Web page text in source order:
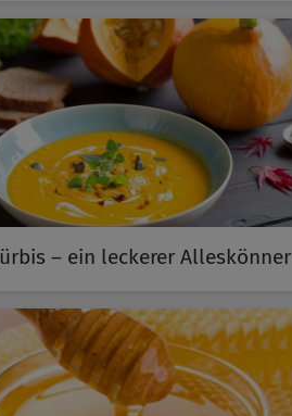
– ein leckerer Alleskönner